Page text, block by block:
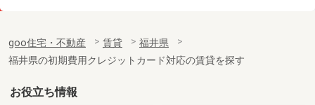
専有面積
50.38m²
間取り
2LDK
福井県鯖江市五郎丸町
goo住宅・不動産 賃貸
福井県
福井県の初期費用クレジットカード対応の賃貸を探す
お役立ち情報